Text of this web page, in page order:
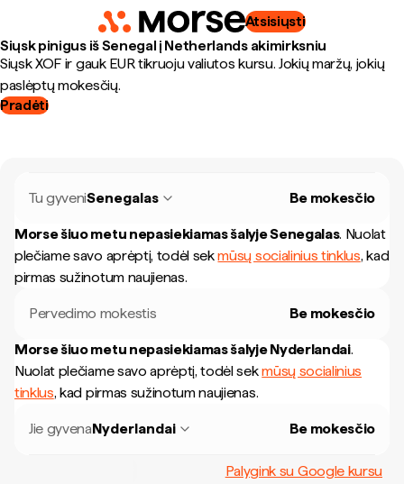
Atsisiųsti
Siųsk pinigus iš Senegal į Netherlands akimirksniu
Siųsk XOF ir gauk EUR tikruoju valiutos kursu. Jokių maržų, jokių
paslėptų mokesčių.
Pradėti
Tu gyveniSenegalas Be mokesčio
Morse šiuo metu nepasiekiamas šalyjeSenegalas. Nuolat
plečiame savo aprėptį, todėl sekmūsų socialinius tinklus, kad
pirmas sužinotum naujienas.
Pervedimo mokestis Be mokesčio
Morse šiuo metu nepasiekiamas šalyjeNyderlandai.
Nuolat plečiame savo aprėptį, todėl sekmūsų socialinius
tinklus, kad pirmas sužinotum naujienas.
Jie gyvenaNyderlandai Be mokesčio
Palygink su Google kursu